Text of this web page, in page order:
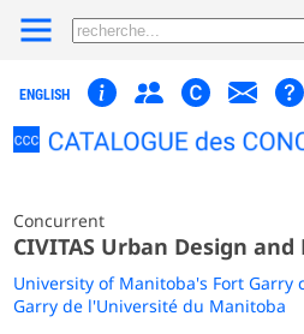
ENGLISH
Concurrent
CIVITAS Urban Design
University of Manitoba's Fort Garry
Garry de l'Université du Manitoba